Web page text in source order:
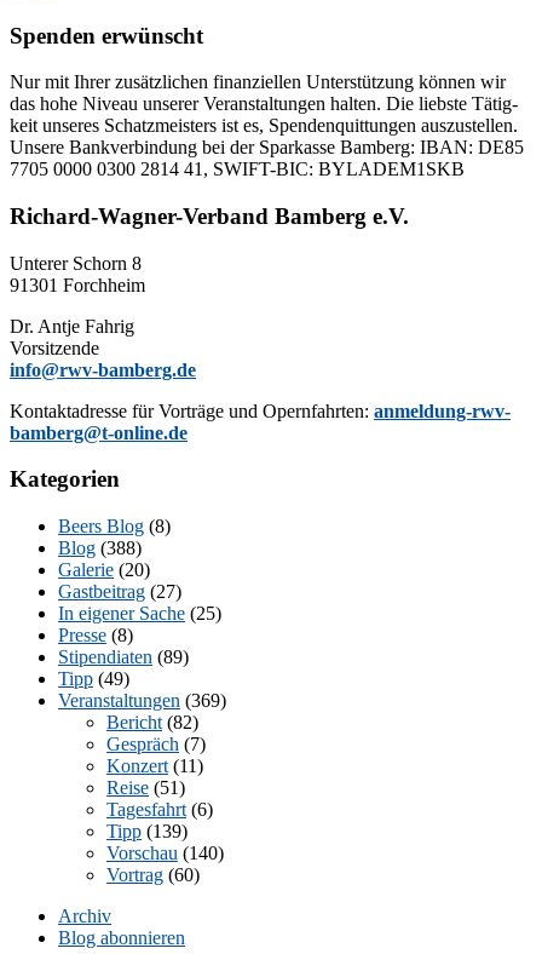
Spenden erwünscht
Nur mit Ih­rer zu­sätz­li­chen fi­nan­zi­el­len Un­ter­stüt­zung kön­nen wir
das hohe Ni­veau un­se­rer Ver­an­stal­tun­gen hal­ten. Die liebs­te Tä­tig­
keit un­se­res Schatz­meis­ters ist es, Spen­den­quit­tun­gen aus­zu­stel­len.
Un­se­re Bank­ver­bin­dung bei der Spar­kas­se Bam­berg: IBAN: DE85
7705 0000 0300 2814 41, SWIFT-BIC: BYLADEM1SKB
Richard-Wagner-Verband Bamberg e.V.
Un­te­rer Schorn 8
91301 Forchheim
Dr. Ant­je Fahrig
Vorsitzende
info@rwv-bamberg.de
Kon­takt­adres­se für Vor­trä­ge und Opern­fahr­ten: anmeldung-rwv-
bamberg@t-online.de
Kategorien
Beers Blog (8)
Blog (388)
Galerie (20)
Gastbeitrag (27)
In eigener Sache (25)
Presse (8)
Stipendiaten (89)
Tipp (49)
Veranstaltungen (369)
Bericht (82)
Gespräch (7)
Konzert (11)
Reise (51)
Tagesfahrt (6)
Tipp (139)
Vorschau (140)
Vortrag (60)
Archiv
Blog abonnieren